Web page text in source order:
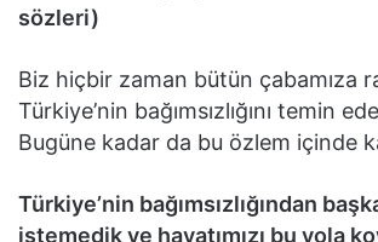
sözleri)
Biz hiçbir zaman bütün çabamıza
Türkiye’nin bağımsızlığını temin
Bugüne kadar da bu özlem içinde
Türkiye’nin bağımsızlığından
istemedik ve hayatımızı bu yola